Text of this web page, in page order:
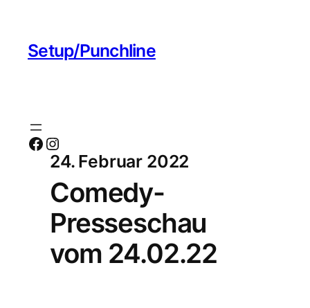
Setup/Punchline
Facebook Instagram
24. Februar 2022
Comedy-
Presseschau
vom 24.02.22